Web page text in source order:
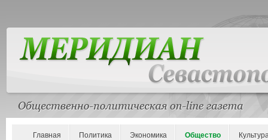
Главная Политика Экономика Общество